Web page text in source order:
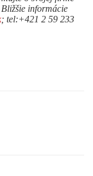
informácie
; tel:+421 2 59 233